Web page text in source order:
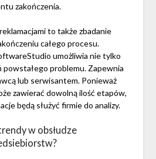
zakończenia.
to także zbadanie
całego procesu.
umożliwia nie tylko
powstałego problemu. Zapewnia
lub serwisantem. Ponieważ
zawierać dowolną ilość etapów,
będą służyć firmie do analizy.
w obsłudze